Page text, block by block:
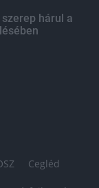
hárul a
Cegléd